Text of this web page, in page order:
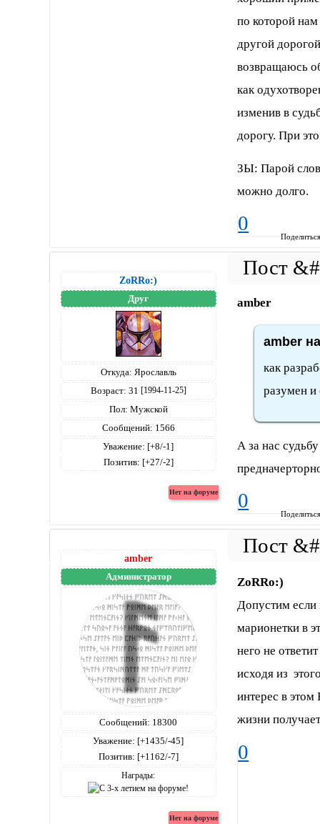
по которой
другой
возвращаюсь
как
изменив в
дорогу. При
ЗЫ: Парой
можно долго.
0
ZoRRo:)
Друг
Откуда: Ярославль
Возраст: 31 [1994-11-25]
Пол: Мужской
Сообщений: 1566
Уважение: [+8/-1]
Позитив: [+27/-2]
amber
amber
как
разумен и
А за нас
0
amber
Администратор
Сообщений: 18300
Уважение: [+1435/-45]
Позитив: [+1162/-7]
Награды:
ZoRRo:)
Допустим если
марионетки в
него не
исходя из
интерес в этом
жизни
0